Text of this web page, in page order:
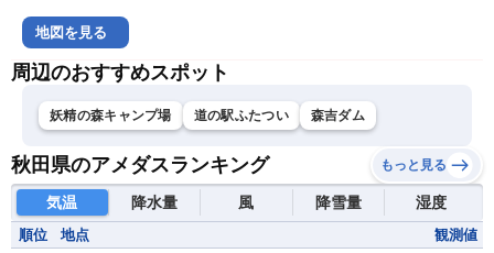
地図を見る
周辺のおすすめスポット
妖精の森キャンプ場 道の駅ふたつい 森吉ダム
秋田県のアメダスランキング もっと見る
気温 降水量 風 降雪量 湿度
順位 地点 観測値